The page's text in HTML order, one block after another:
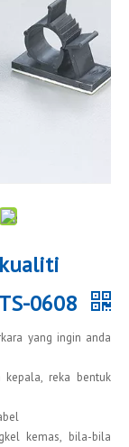
0608
yang ingin anda
reka bentuk
kemas, bila-bila